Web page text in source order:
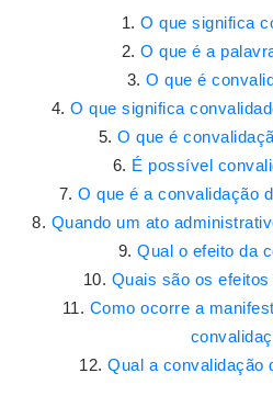
O que significa
O que é a
O que é
O que significa
O que é
É possível
O que é a convalidação
Quando um ato
Qual o efeito da
Quais são os
Como ocorre a
Qual a convalidação